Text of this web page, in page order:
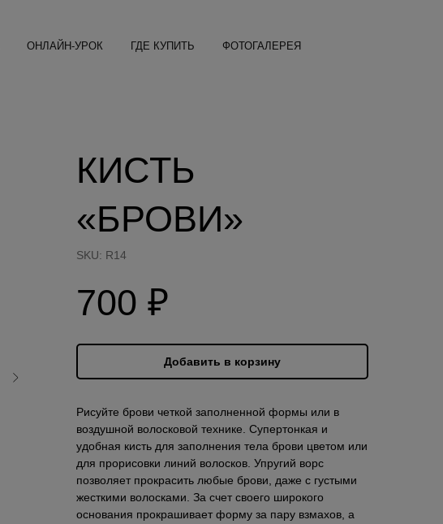
ОНЛАЙН-УРОК ГДЕ КУПИТЬ ФОТОГАЛЕРЕЯ
КИСТЬ
«БРОВИ»
SKU: R14
700 ₽
Добавить в корзину
Рисуйте брови четкой заполненной формы или в
воздушной волосковой технике. Супертонкая и
удобная кисть для заполнения тела брови цветом или
для прорисовки линий волосков. Упругий ворс
позволяет прокрасить любые брови, даже с густыми
жесткими волосками. За счет своего широкого
основания прокрашивает форму за пару взмахов, а